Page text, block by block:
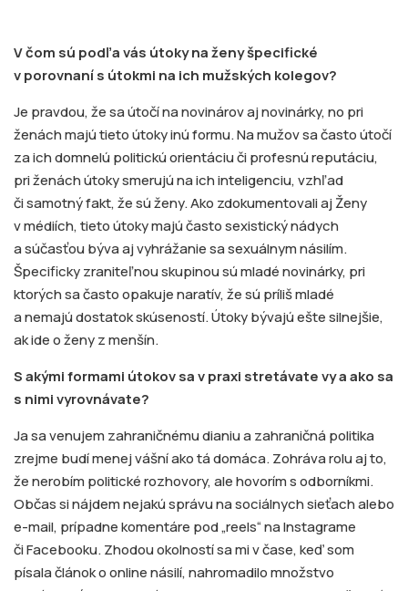
V čom sú podľa vás útoky na ženy špecifické
v porovnaní s útokmi na ich mužských kolegov?
Je pravdou, že sa útočí na novinárov aj novinárky, no pri
ženách majú tieto útoky inú formu. Na mužov sa často útočí
za ich domnelú politickú orientáciu či profesnú reputáciu,
pri ženách útoky smerujú na ich inteligenciu, vzhľad
či samotný fakt, že sú ženy. Ako zdokumentovali aj Ženy
v médiích, tieto útoky majú často sexistický nádych
a súčasťou býva aj vyhrážanie sa sexuálnym násilím.
Špecificky zraniteľnou skupinou sú mladé novinárky, pri
ktorých sa často opakuje naratív, že sú príliš mladé
a nemajú dostatok skúseností. Útoky bývajú ešte silnejšie,
ak ide o ženy z menšín.
S akými formami útokov sa v praxi stretávate vy a ako sa
s nimi vyrovnávate?
Ja sa venujem zahraničnému dianiu a zahraničná politika
zrejme budí menej vášní ako tá domáca. Zohráva rolu aj to,
že nerobím politické rozhovory, ale hovorím s odborníkmi.
Občas si nájdem nejakú správu na sociálnych sieťach alebo
e-mail, prípadne komentáre pod „reels“ na Instagrame
či Facebooku. Zhodou okolností sa mi v čase, keď som
písala článok o online násilí, nahromadilo množstvo